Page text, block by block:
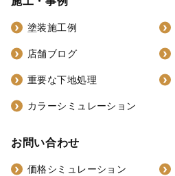
塗装施工例
店舗ブログ
重要な下地処理
カラーシミュレーション
お問い合わせ
価格シミュレーション